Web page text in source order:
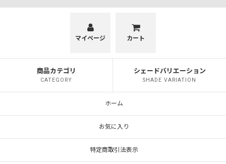
レトロ 1005
レトロ 傘型
商品カテゴリ
CATEGORY
シェードバリエーション
SHADE VARIATION
マイページ カート
ホーム
お気に入り
特定商取引法表示